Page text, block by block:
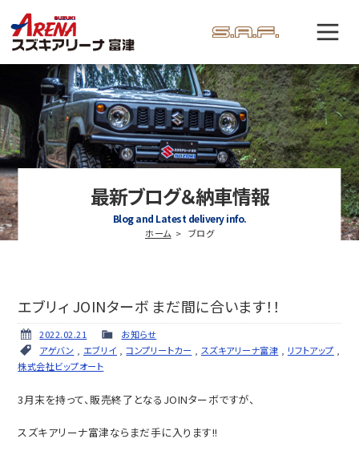
最新ブログ＆納車情報
Blog and Latest delivery info.
ホーム ブログ
エブリィ JOINターボ まだ間に合います！！
2022.02.21
お知らせ
アゲバン
エブリイ ,コンプリートカー スズキアリーナ富津 リフトアップ
株式会社ビップオート
3月末を持って、販売終了となるJOINターボですが、
スズキアリーナ富津ならまだ手に入ります!!